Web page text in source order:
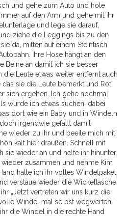
und gehe zum Auto und hole
auf den Arm und gehe mit ihr
und lege sie darauf,
ziehe die Leggings bis zu den
da, mitten auf einem Steintisch
Ihre Hose hängt an den
Beine an damit ich sie besser
die Leute etwas weiter entfernt auch
sie die Leute bemerkt und Rot
sich ergehen. Ich gehe nochmal
würde ich etwas suchen, dabei
dort wie ein Baby und in Windeln
irgendwie gefällt damit
wieder zu ihr und beeile mich mit
kalt hier draußen. Schnell mit
sie wieder an und helfe ihr hinunter.
zusammen und nehme Kim
halte ich ihr volles Windelpaket.
verstaue wieder die Wickeltasche
„Jetzt vertreten wir uns kurz die
Windel mal selbst wegwerfen.“
die Windel in die rechte Hand